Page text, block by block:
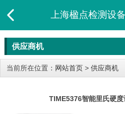
上海楹点检测设
供应商机
当前所在位置： 网站首页 > 供应商机
TIME5376智能里氏硬